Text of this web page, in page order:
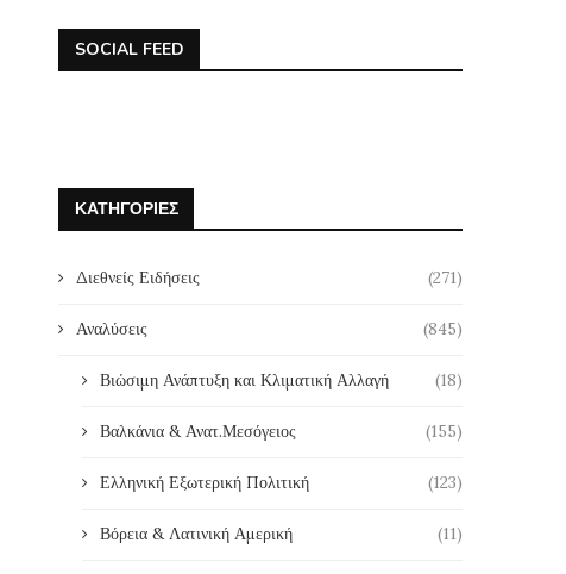
SOCIAL FEED
ΚΑΤΗΓΟΡΊΕΣ
Διεθνείς Ειδήσεις (271)
Αναλύσεις (845)
Βιώσιμη Ανάπτυξη και Κλιματική Αλλαγή (18)
Βαλκάνια & Ανατ.Μεσόγειος (155)
Ελληνική Εξωτερική Πολιτική (123)
Βόρεια & Λατινική Αμερική (11)